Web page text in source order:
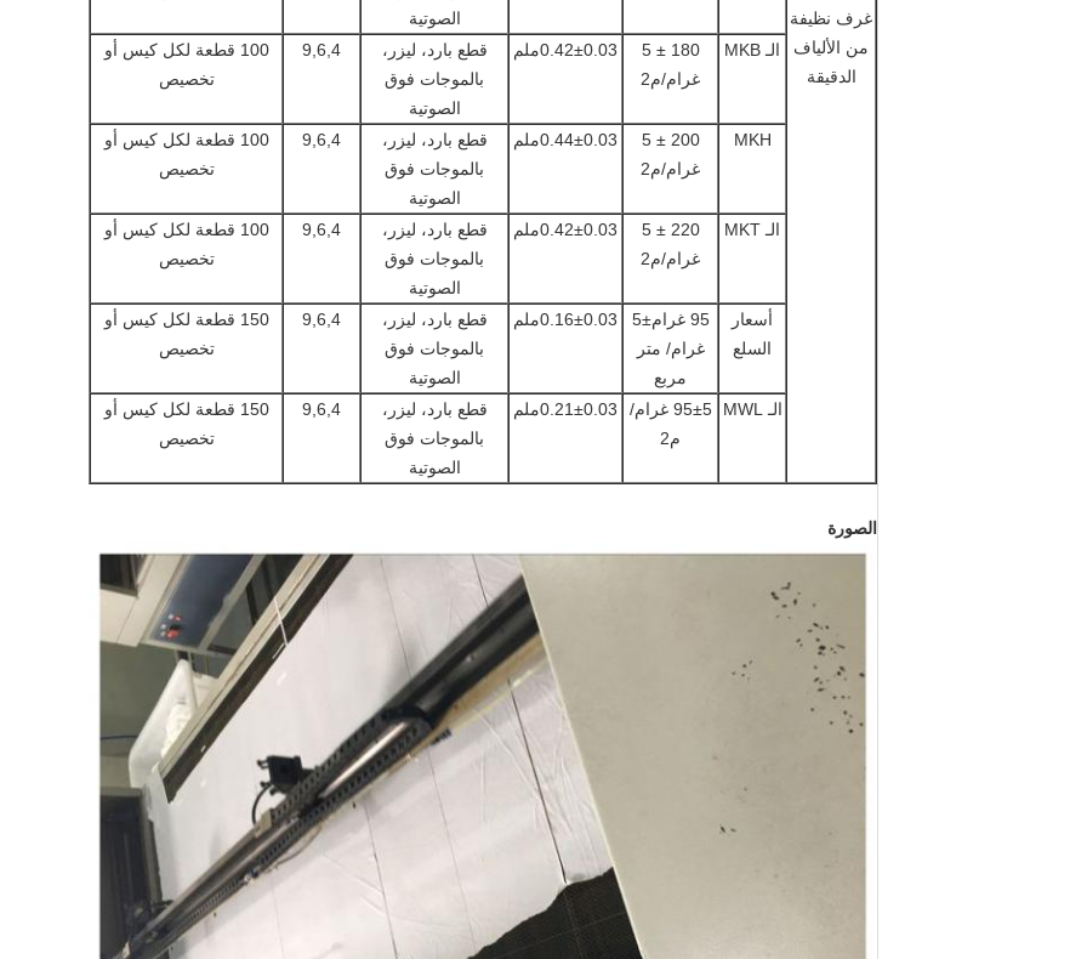
غرف نظيفة
من الألياف
الدقيقة
الصوتية
الـ MKB
180 ± 5
غرام/م2
0.42±0.03ملم
قطع بارد، ليزر،
بالموجات فوق
الصوتية
9,6,4
100 قطعة لكل كيس أو
تخصيص
MKH
200 ± 5
غرام/م2
0.44±0.03ملم
قطع بارد، ليزر،
بالموجات فوق
الصوتية
9,6,4
100 قطعة لكل كيس أو
تخصيص
الـ MKT
220 ± 5
غرام/م2
0.42±0.03ملم
قطع بارد، ليزر،
بالموجات فوق
الصوتية
9,6,4
100 قطعة لكل كيس أو
تخصيص
أسعار
السلع
95 غرام±5
غرام/ متر
مربع
0.16±0.03ملم
قطع بارد، ليزر،
بالموجات فوق
الصوتية
9,6,4
150 قطعة لكل كيس أو
تخصيص
الـ MWL
95±5 غرام/
م2
0.21±0.03ملم
قطع بارد، ليزر،
بالموجات فوق
الصوتية
9,6,4
150 قطعة لكل كيس أو
تخصيص
الصورة